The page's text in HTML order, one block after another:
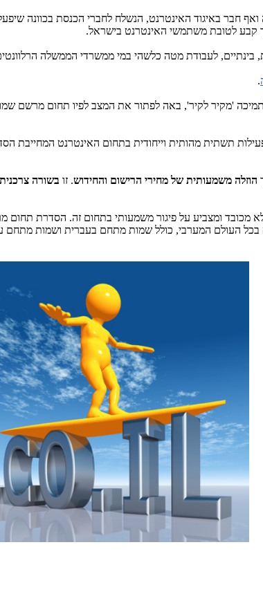
חבר באיגוד האינטרנט, הנשלח לחברי הכנסת בכוונה
קבע לטובת משתמשי האינטרנט בישראל.
בינתיים, לעבודת מטה כלשהי במי ממשרדי הממשלה
.
'מקיר לקיר', באה לפתור את המצב לפיו תחום מרשם
תשתית מהותית וייחודית בתחום האינטרנט המחייבת
הוזלה משמעותית של מחירי הרישום והחידוש. זו בשורה
לא מכובד ומצביע על פיגור משמעותי בתחום זה. הסדרת
העולם המערבי, כולל שמות מתחם בעברית ושמות מתחם